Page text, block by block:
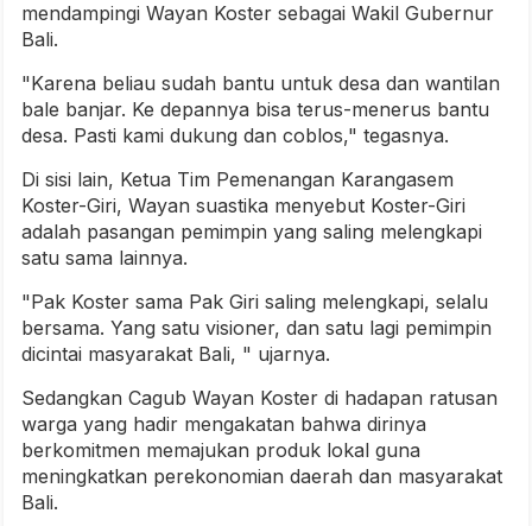
mendampingi Wayan Koster sebagai Wakil Gubernur
Bali.
"Karena beliau sudah bantu untuk desa dan wantilan
bale banjar. Ke depannya bisa terus-menerus bantu
desa. Pasti kami dukung dan coblos," tegasnya.
Di sisi lain, Ketua Tim Pemenangan Karangasem
Koster-Giri, Wayan suastika menyebut Koster-Giri
adalah pasangan pemimpin yang saling melengkapi
satu sama lainnya.
"Pak Koster sama Pak Giri saling melengkapi, selalu
bersama. Yang satu visioner, dan satu lagi pemimpin
dicintai masyarakat Bali, " ujarnya.
Sedangkan Cagub Wayan Koster di hadapan ratusan
warga yang hadir mengakatan bahwa dirinya
berkomitmen memajukan produk lokal guna
meningkatkan perekonomian daerah dan masyarakat
Bali.